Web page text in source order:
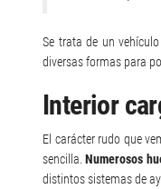
Se trata de un vehículo
diversas formas para
Interior
El carácter rudo que
sencilla.Numerosos
distintos sistemas de